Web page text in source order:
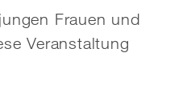
Frauen und
Veranstaltung